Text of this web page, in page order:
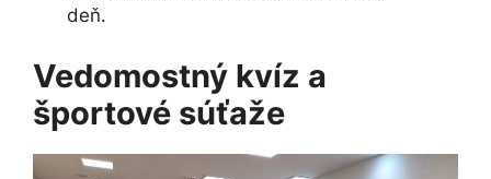
deň.
Vedomostný kvíz a
športové súťaže